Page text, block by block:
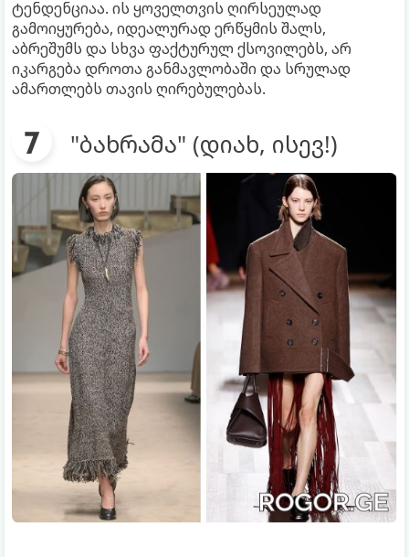
ტენდენციაა. ის ყოველთვის ღირსეულად
გამოიყურება, იდეალურად ერწყმის შალს,
აბრეშუმს და სხვა ფაქტურულ ქსოვილებს, არ
იკარგება დროთა განმავლობაში და სრულად
ამართლებს თავის ღირებულებას.
"ბახრამა" (დიახ, ისევ!)